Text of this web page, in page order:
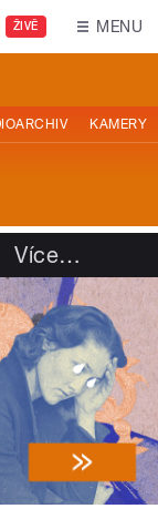
ŽIVĚ MENU
KAMERY
Více…